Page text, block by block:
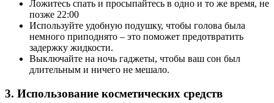
Ложитесь спать и просыпайтесь в одно и то же время, не
позже 22:00
Используйте удобную подушку, чтобы голова была
немного приподнято – это поможет предотвратить
задержку жидкости.
Выключайте на ночь гаджеты, чтобы ваш сон был
длительным и ничего не мешало.
3. Использование косметических средств